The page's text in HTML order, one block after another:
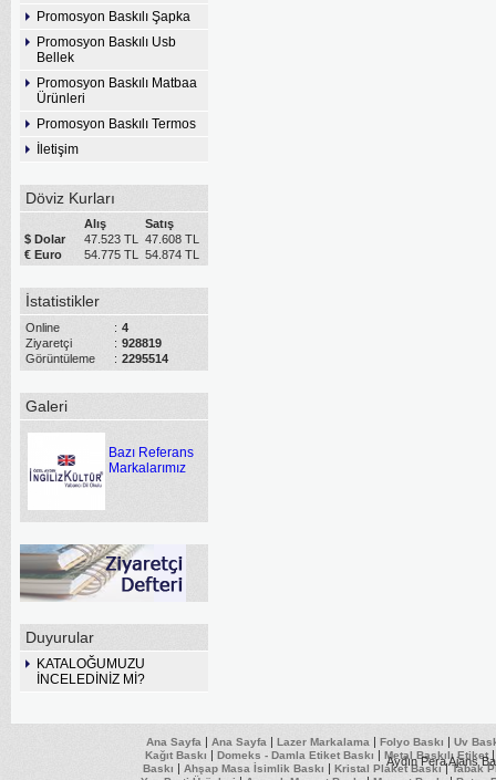
Promosyon Baskılı Şapka
Promosyon Baskılı Usb
Bellek
Promosyon Baskılı Matbaa
Ürünleri
Promosyon Baskılı Termos
İletişim
Döviz Kurları
Alış
Satış
$ Dolar
47.523 TL
47.608 TL
€ Euro
54.775 TL 54.874 TL
İstatistikler
Online : 4
Ziyaretçi
: 928819
Görüntüleme
: 2295514
Galeri
Bazı Referans
Markalarımız
Duyurular
KATALOĞUMUZU
İNCELEDİNİZ Mİ?
Ana Sayfa | Ana Sayfa | Lazer Markalama | Folyo Baskı | Uv
Kağıt Baskı | Domeks - Damla Etiket Baskı | Metal Baskılı Etiket
Baskı | Ahşap Masa İsimlik Baskı | Kristal Plaket Baskı|Tabak
Aydın Pera Ajans